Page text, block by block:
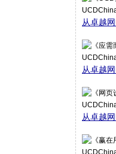
从卓越
从卓越
从卓越